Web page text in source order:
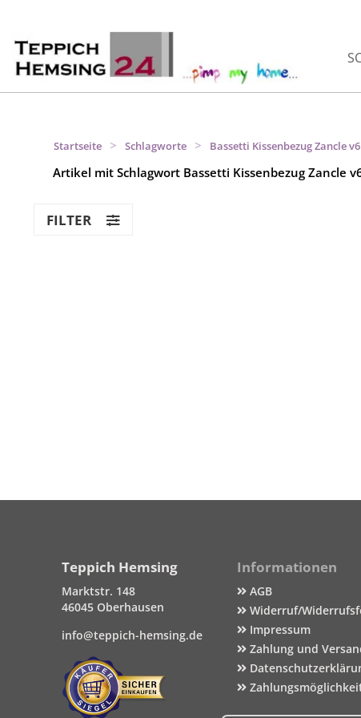
Startseite > Schlagworte > Bassetti Kissenbezug Zancle v6
Artikel mit Schlagwort Bassetti Kissenbezug Zancle
FILTER
Teppich Hemsing
Marktstr. 148
46045 Oberhausen
info@teppich-hemsing.de
Informationen
AGB
Widerruf/
Impressum
Zahlung und